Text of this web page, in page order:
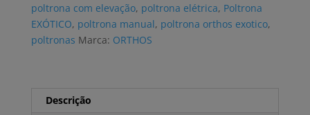
rodízios
poltrona com elevação, poltrona elétrica, Poltrona
EXÓTICO, poltrona manual, poltrona orthos exotico,
poltronas Marca: ORTHOS
Descrição